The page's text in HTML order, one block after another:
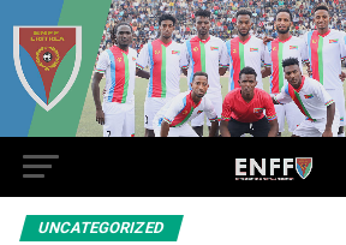
UNCATEGORIZED